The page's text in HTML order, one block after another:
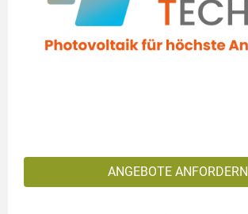
ANGEBOTE ANFORDERN